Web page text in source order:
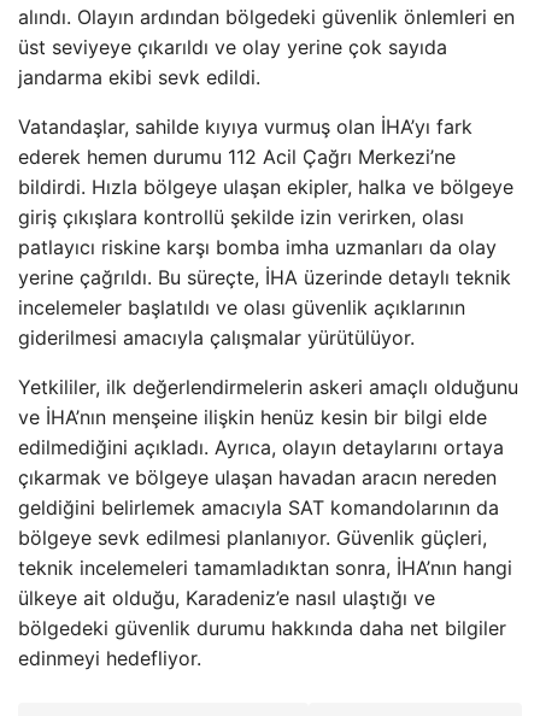
alındı. Olayın ardından bölgedeki güvenlik önlemleri en
üst seviyeye çıkarıldı ve olay yerine çok sayıda
jandarma ekibi sevk edildi.
Vatandaşlar, sahilde kıyıya vurmuş olan İHA’yı fark
ederek hemen durumu 112 Acil Çağrı Merkezi’ne
bildirdi. Hızla bölgeye ulaşan ekipler, halka ve bölgeye
giriş çıkışlara kontrollü şekilde izin verirken, olası
patlayıcı riskine karşı bomba imha uzmanları da olay
yerine çağrıldı. Bu süreçte, İHA üzerinde detaylı teknik
incelemeler başlatıldı ve olası güvenlik açıklarının
giderilmesi amacıyla çalışmalar yürütülüyor.
Yetkililer, ilk değerlendirmelerin askeri amaçlı olduğunu
ve İHA’nın menşeine ilişkin henüz kesin bir bilgi elde
edilmediğini açıkladı. Ayrıca, olayın detaylarını ortaya
çıkarmak ve bölgeye ulaşan havadan aracın nereden
geldiğini belirlemek amacıyla SAT komandolarının da
bölgeye sevk edilmesi planlanıyor. Güvenlik güçleri,
teknik incelemeleri tamamladıktan sonra, İHA’nın hangi
ülkeye ait olduğu, Karadeniz’e nasıl ulaştığı ve
bölgedeki güvenlik durumu hakkında daha net bilgiler
edinmeyi hedefliyor.